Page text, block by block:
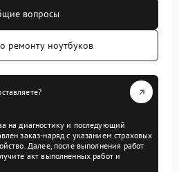
вопросы
ремонту ноутбуков
на диагностику и последующий
заказ-наряд с указанием страховых
Далее, после выполнения работ
акт выполненных работ и